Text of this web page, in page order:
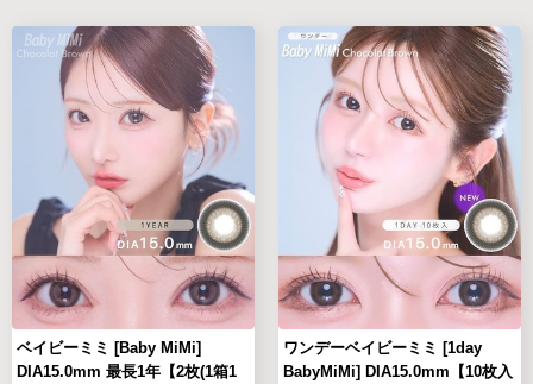
ベイビーミミ [Baby MiMi]
DIA15.0mm 最長1年【2枚(1箱1
ワンデーベイビーミミ [1day
BabyMiMi] DIA15.0mm【10枚入